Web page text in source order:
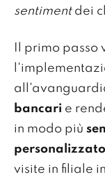
sentimentdei
Il primo passo
bancari e
in modo più
personalizzato
visite in filiale in